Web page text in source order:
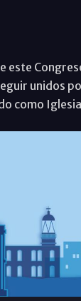
este
unidos
como